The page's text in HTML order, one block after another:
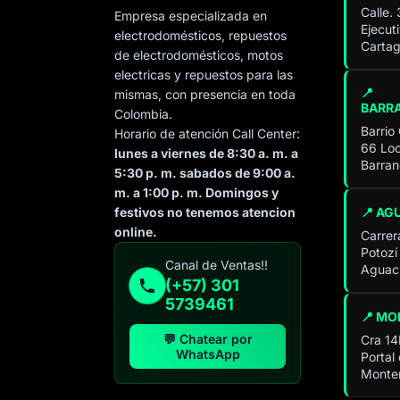
Empresa especializada en
electrodomésticos, repuestos
de electrodomésticos, motos
electricas y repuestos para las
mismas, con presencia en toda
Colombia.
Horario de atención Call Center:
lunes a viernes de 8:30 a. m. a
5:30 p. m. sabados de 9:00 a.
m. a 1:00 p. m. Domingos y
festivos no tenemos atencion
online.
Canal de Ventas!!
(+57) 301
5739461
💬 Chatear por
WhatsApp
Calle.
📍
Barrio
66
📍
Potozí
📍
Cra
Portal
Especialista de operación
sistémica